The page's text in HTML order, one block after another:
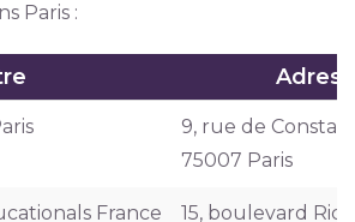
Paris :
9, rue de
75007 Paris
France 15, boulevard